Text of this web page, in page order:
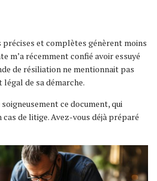
précises et complètes génèrent moins
m’a récemment confié avoir essuyé
de résiliation ne mentionnait pas
de sa démarche.
ce document, qui
de litige. Avez-vous déjà préparé